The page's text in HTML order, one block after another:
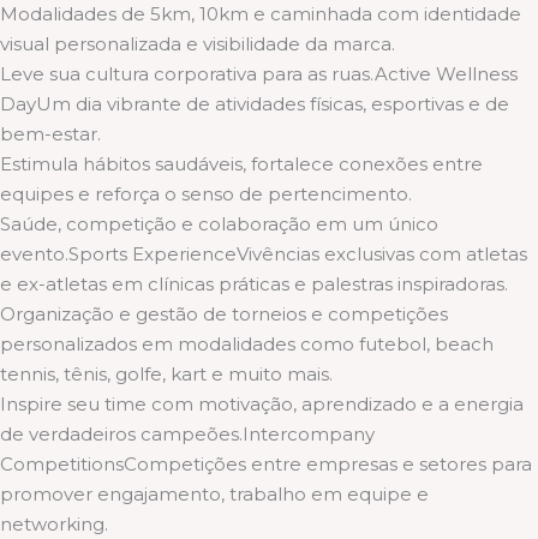
Modalidades de 5km, 10km e caminhada com identidade
visual personalizada e visibilidade da marca.
Leve sua cultura corporativa para as ruas.Active Wellness
DayUm dia vibrante de atividades físicas, esportivas e de
bem-estar.
Estimula hábitos saudáveis, fortalece conexões entre
equipes e reforça o senso de pertencimento.
Saúde, competição e colaboração em um único
evento.Sports ExperienceVivências exclusivas com atletas
e ex-atletas em clínicas práticas e palestras inspiradoras.
Organização e gestão de torneios e competições
personalizados em modalidades como futebol, beach
tennis, tênis, golfe, kart e muito mais.
Inspire seu time com motivação, aprendizado e a energia
de verdadeiros campeões.Intercompany
CompetitionsCompetições entre empresas e setores para
promover engajamento, trabalho em equipe e
networking.